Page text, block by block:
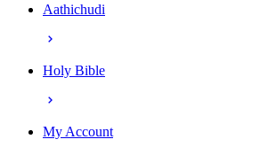
Aathichudi
Holy Bible
My Account